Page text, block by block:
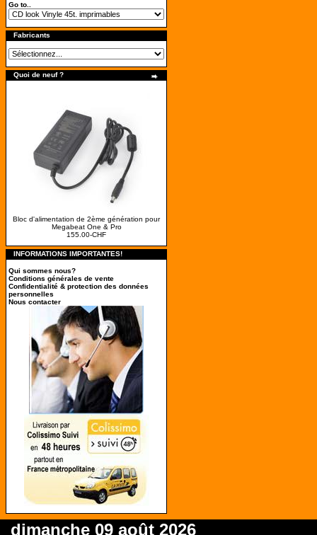
Go to..
Fabricants
Quoi de neuf ?
Bloc d'alimentation de 2ème génération pour
Megabeat One & Pro
155.00-CHF
INFORMATIONS IMPORTANTES!
Qui sommes nous?
Conditions générales de vente
Confidentialité & protection des données
personnelles
Nous contacter
dimanche 09 août 2026